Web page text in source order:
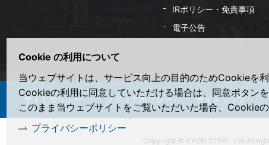
Cookie の利用について
当ウェブサイトは、サービス向上の目的のためCookieを利
Cookieの利用に同意していただける場合は、同意ボタンを
このまま当ウェブサイトをご覧いただいた場合、Cookie
プライバシーポリシー
IRポリシー・免責事項
電子公告
サイトポリシー メディアポリシー サイトマップ
Copyright © KYOEI STEEL Ltd All